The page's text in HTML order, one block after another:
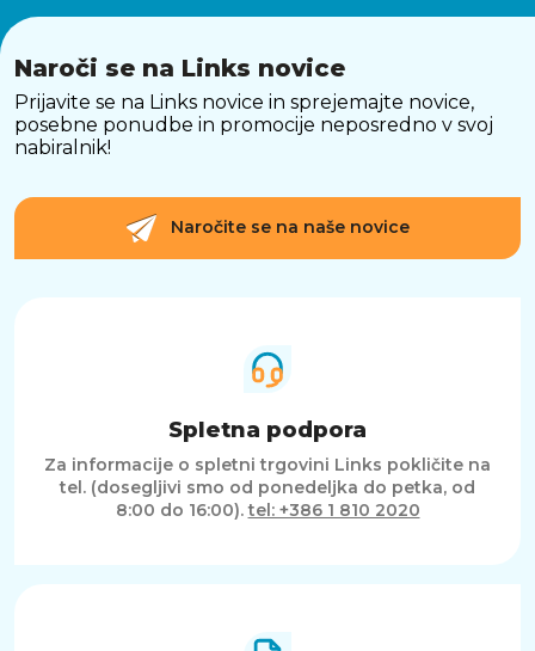
Naroči se na Links novice
Prijavite se na Links novice in sprejemajte novice,
posebne ponudbe in promocije neposredno v svoj
nabiralnik!
Naročite se na naše novice
Spletna podpora
Za informacije o spletni trgovini Links pokličite na
tel. (dosegljivi smo od ponedeljka do petka, od
8:00 do 16:00).tel: +386 1 810 2020